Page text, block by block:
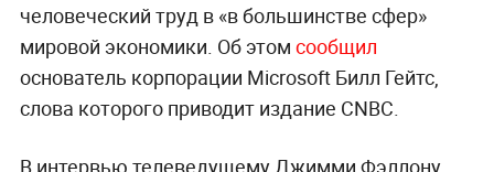
человеческий труд в «в большинстве сфер»
мировой экономики. Об этом сообщил
основатель корпорации Microsoft Билл Гейтс,
слова которого приводит издание CNBC.